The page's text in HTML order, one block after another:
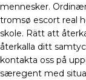
mennesker.
tromsø escort real
skole. Rätt att
återkalla ditt
kontakta oss på
særegent med